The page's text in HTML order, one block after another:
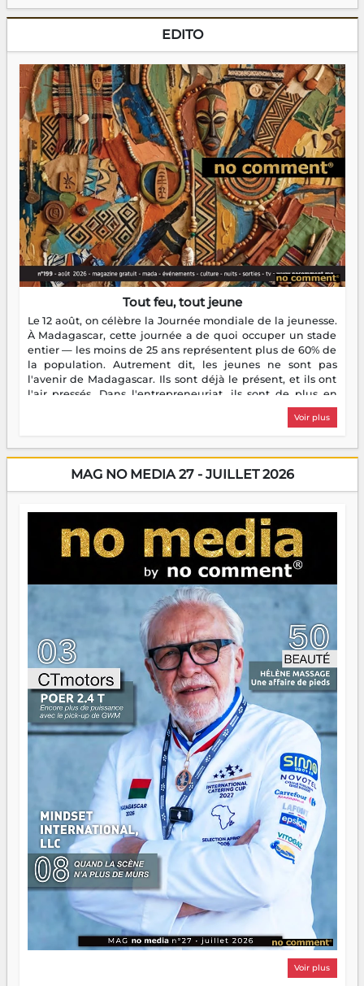
EDITO
Tout feu, tout jeune
Le 12 août, on célèbre la Journée mondiale de la jeunesse.
À Madagascar, cette journée a de quoi occuper un stade
entier — les moins de 25 ans représentent plus de 60% de
la population. Autrement dit, les jeunes ne sont pas
l'avenir de Madagascar. Ils sont déjà le présent, et ils ont
l'air pressés. Dans l'entrepreneuriat, ils sont de plus en
plus nombreux à se lancer, à créer, à risquer — souvent
sans filet, souvent sans aide, mais toujours avec cette
dorment vraiment la nuit. En culture, les nouvelles sont
encore meilleures. Aina Rasamoelina vient de décrocher le
Prix RFI Instrumental Afrique. Miangaly Elia rafle le Prix
jeunes qui tiennent la torche. Alors oui, on pourrait
s'arrêter là, applaudir et rentrer chez soi satisfait. Mais ce
serait passer à côté d'une chose essentielle. La fougue, ça
brûle fort — et parfois, ça brûle vite. Une flamme sans
direction peut éclairer autant qu'elle peut consumer. C'est
là que les aînés entrent en scène — pas pour reprendre le
gouvernail, mais pour montrer où sont les récifs. Les jeunes
ont la force, les vieux ont l'expérience, comme on dit. Ce
n'est pas un combat de générations — c'est une question
d'équipage. Partagez vos réussites, mais aussi vos échecs.
Surtout vos échecs, d'ailleurs — ils enseignent mieux que
n'importe quel manuel. À Madagascar, la barque avance.
Il faut juste s'assurer que tout le monde rame dans le
même sens.
Voir plus
MAG NO MEDIA 27 - JUILLET 2026
Voir plus